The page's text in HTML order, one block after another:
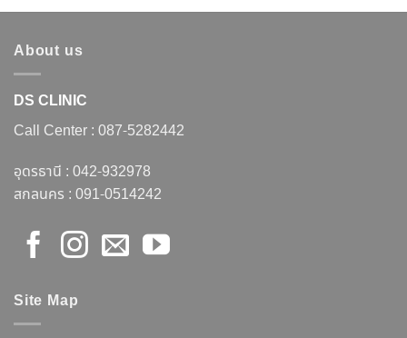
About us
DS CLINIC
Call Center : 087-5282442
อุดรธานี : 042-932978
สกลนคร : 091-0514242
Site Map